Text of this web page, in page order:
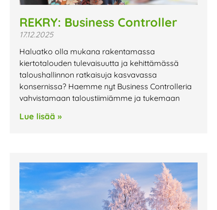
REKRY: Business Controller
17.12.2025
Haluatko olla mukana rakentamassa
kiertotalouden tulevaisuutta ja kehittämässä
taloushallinnon ratkaisuja kasvavassa
konsernissa? Haemme nyt Business Controlleria
vahvistamaan taloustiimiämme ja tukemaan
Lue lisää »